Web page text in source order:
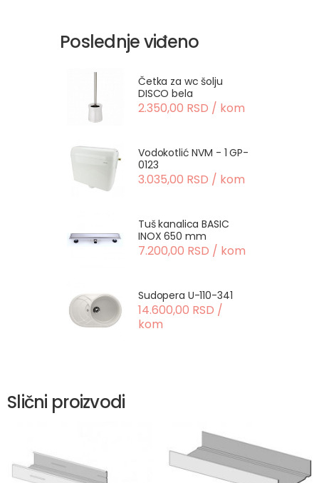
Poslednje viđeno
Četka za wc šolju
DISCO bela
2.350,00 RSD / kom
Vodokotlić NVM - 1 GP-
0123
3.035,00 RSD / kom
Tuš kanalica BASIC
INOX 650 mm
7.200,00 RSD / kom
Sudopera U-110-341
14.600,00 RSD /
kom
Slični proizvodi